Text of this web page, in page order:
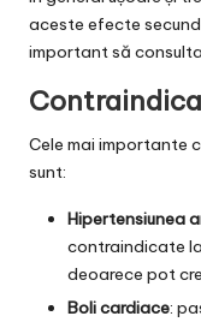
aceste efecte
important să
Cele mai importante
sunt:
Hipertensiunea
contraindicate
deoarece pot
Boli cardiace: